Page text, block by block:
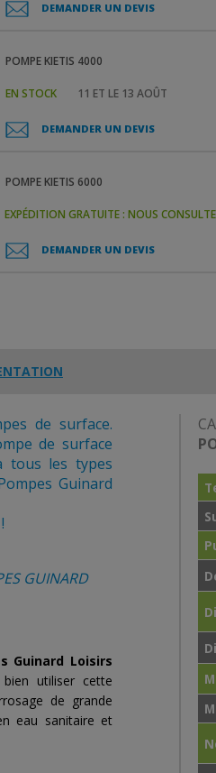
DEMANDER UN DEVIS
POMPEKIETIS 4000
EN STOCK 11 ET LE 13 AOÛT
DEMANDER UN DEVIS
POMPEKIETIS 6000
EXPÉDITION GRATUITE : NOUS
DEMANDER UN DEVIS
de surface.
de surface
tous les types
Guinard
GUINARD
Guinard Loisirs
utiliser cette
de grande
eau sanitaire et